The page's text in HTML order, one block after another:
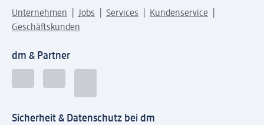
Unternehmen Jobs Services
Kundenservice
Geschäftskunden
dm & Partner
Sicherheit & Datenschutz bei dm